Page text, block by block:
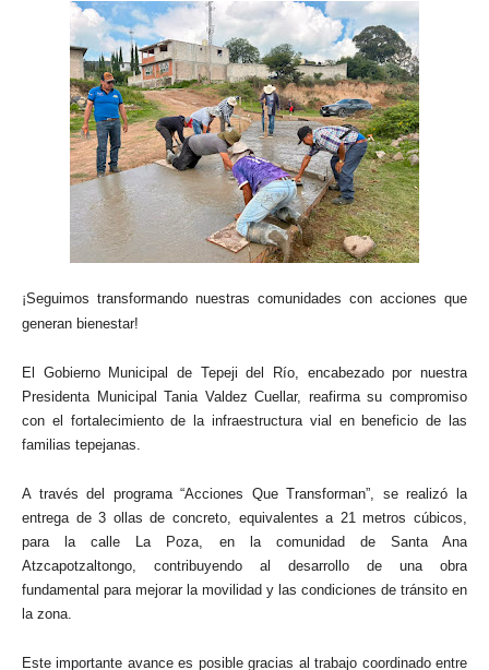
¡Seguimos transformando nuestras comunidades con acciones que
generan bienestar!
El Gobierno Municipal de Tepeji del Río, encabezado por nuestra
Presidenta Municipal Tania Valdez Cuellar, reafirma su compromiso
con el fortalecimiento de la infraestructura vial en beneficio de las
familias tepejanas.
A través del programa “Acciones Que Transforman”, se realizó la
entrega de 3 ollas de concreto, equivalentes a 21 metros cúbicos,
para la calle La Poza, en la comunidad de Santa Ana
Atzcapotzaltongo, contribuyendo al desarrollo de una obra
fundamental para mejorar la movilidad y las condiciones de tránsito en
la zona.
Este importante avance es posible gracias al trabajo coordinado entre